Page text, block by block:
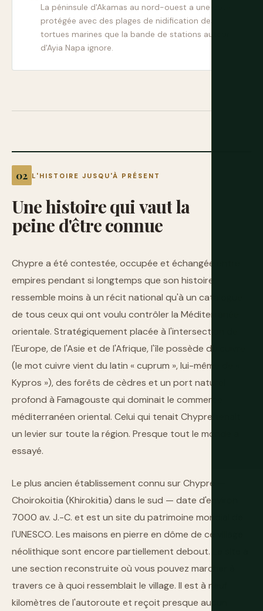
La péninsule d'Akamas au nord-ouest a une côte
protégée avec des plages de nidification des
tortues marines que la bande de stations autour
d'Ayia Napa ignore.
L'HISTOIRE JUSQU'À PRÉSENT
Unehistoirequivautla
peined'êtreconnue
Chypre a été contestée, occupée et échangée entre
empires pendant si longtemps que son histoire
ressemble moins à un récit national qu'à un catalogue
de tous ceux qui ont voulu contrôler la Méditerranée
orientale. Stratégiquement placée à l'intersection de
l'Europe, de l'Asie et de l'Afrique, l'île possède du cuivre
(le mot cuivre vient du latin « cuprum », lui-même de «
Kypros »), des forêts de cèdres et un port naturel
profond à Famagouste qui dominait le commerce
méditerranéen oriental. Celui qui tenait Chypre tenait
un levier sur toute la région. Presque tout le monde a
essayé.
Le plus ancien établissement connu sur Chypre —
Choirokoitia (Khirokitia) dans le sud — date d'environ
7000 av. J.-C. et est un site du patrimoine mondial de
l'UNESCO. Les maisons en pierre en dôme de ce village
néolithique sont encore partiellement debout. Le site a
une section reconstruite où vous pouvez marcher à
travers ce à quoi ressemblait le village. Il est à neuf
kilomètres de l'autoroute et reçoit presque aucun